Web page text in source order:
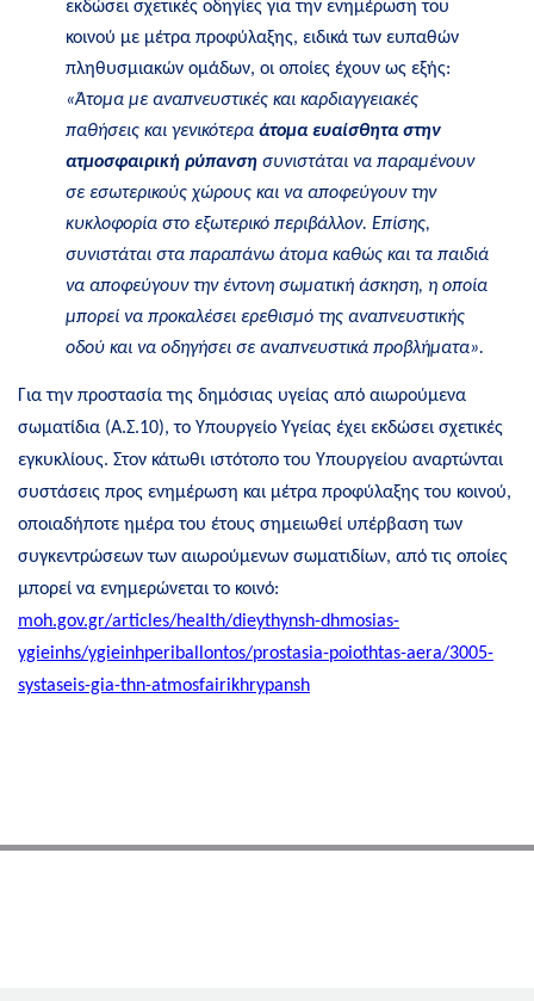
εκδώσει σχετικές οδηγίες για την ενημέρωση του
κοινού με μέτρα προφύλαξης, ειδικά των ευπαθών
πληθυσμιακών ομάδων, οι οποίες έχουν ως εξής:
«Άτομα με αναπνευστικές και καρδιαγγειακές
παθήσεις και γενικότερα άτομα ευαίσθητα στην
ατμοσφαιρική ρύπανση συνιστάται να παραμένουν
σε εσωτερικούς χώρους και να αποφεύγουν την
κυκλοφορία στο εξωτερικό περιβάλλον. Επίσης,
συνιστάται στα παραπάνω άτομα καθώς και τα παιδιά
να αποφεύγουν την έντονη σωματική άσκηση, η οποία
μπορεί να προκαλέσει ερεθισμό της αναπνευστικής
οδού και να οδηγήσει σε αναπνευστικά προβλήματα».
Για την προστασία της δημόσιας υγείας από αιωρούμενα
σωματίδια (Α.Σ.10), το Υπουργείο Υγείας έχει εκδώσει σχετικές
εγκυκλίους. Στον κάτωθι ιστότοπο του Υπουργείου αναρτώνται
συστάσεις προς ενημέρωση και μέτρα προφύλαξης του κοινού,
οποιαδήποτε ημέρα του έτους σημειωθεί υπέρβαση των
συγκεντρώσεων των αιωρούμενων σωματιδίων, από τις οποίες
μπορεί να ενημερώνεται το κοινό:
moh.gov.gr/articles/health/dieythynsh-dhmosias-
ygieinhs/ygieinhperiballontos/prostasia-poiothtas-aera/3005-
systaseis-gia-thn-atmosfairikhrypansh